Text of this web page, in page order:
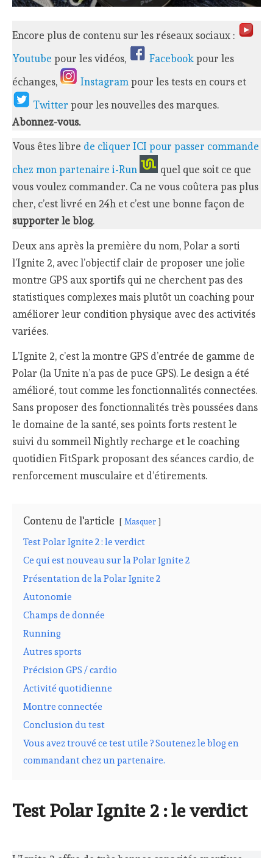
Encore plus de contenu sur les réseaux sociaux :
Youtube pour les vidéos, Facebookpour les
échanges,
Instagrampour les tests en cours et
Twitterpour les nouvelles des marques.
Abonnez-vous.
Vous êtes libre de cliquer ICI pour passer commande
chez mon partenaire i-Run
quel que soit ce que
vous voulez commander. Ca ne vous coûtera pas plus
cher, c’est livré en 24h et c’est une bonne façon de
supporter le blog.
Deux ans après la première du nom, Polar a sorti
l’Ignite 2, avec l’objectif clair de proposer une jolie
montre GPS aux sportifs qui ne cherchent pas des
statistiques complexes mais plutôt un coaching pour
améliorer leur condition physique avec des activités
variées.
L’Ignite 2, c’est la montre GPS d’entrée de gamme de
Polar (la Unite n’a pas de puce GPS). Le design a été
amélioré, tout comme les fonctionnalités connectées.
Sans proposer des fonctionnalités très poussées dans
le domaine de la santé, ses points forts restent le
suivi du sommeil Nightly recharge et le coaching
quotidien FitSpark proposant des séances cardio, de
renforcement musculaire et d’étirements.
Contenu de l'article Masquer
Test Polar Ignite 2 : le verdict
Ce qui est nouveau sur la Polar Ignite 2
Présentation de la Polar Ignite 2
Autonomie
Champs de donnée
Running
Autres sports
Précision GPS / cardio
Activité quotidienne
Montre connectée
Conclusion du test
Vous avez trouvé ce test utile ? Soutenez le blog en
commandant chez un partenaire.
Test Polar Ignite 2 : le verdict